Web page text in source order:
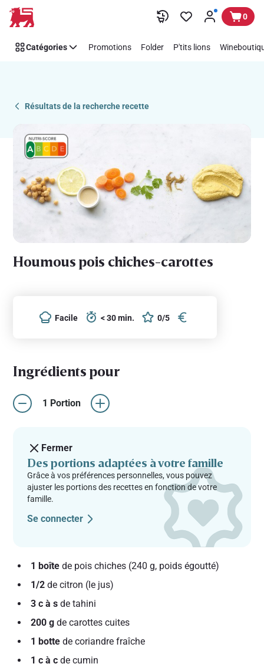
Passer
Recipe
Details
0
Catégories Promotions Folder P'tits lions
Résultats de la recherche recette
Houmous pois chiches-carottes
Facile < 30 min. 0/5
Ingrédients pour
1 Portion
Fermer
Des portions adaptées à votre famille
Grâce à vos préférences personnelles, vous pouvez
ajuster les portions des recettes en fonction de votre
famille.
Se connecter
1 boîte de pois chiches (240 g, poids égoutté)
1/2de citron (le jus)
3 c à s de tahini
200 g de carottes cuites
1 botte de coriandre fraîche
1 c à c de cumin